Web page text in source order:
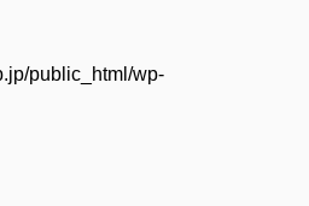
public_html/wp-